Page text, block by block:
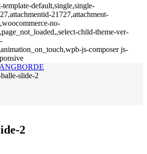
template-default,single,single-
21727,attachment-
no-
child-theme-ver-
js-composer js-
slide-2
2